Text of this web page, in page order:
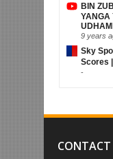
BIN
YANGA
9 years
Sky
Scores
-
CONTACT